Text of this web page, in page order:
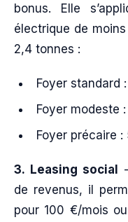
bonus. Elle
électrique de
2,4 tonnes :
Foyer standard
Foyer modeste
Foyer précaire
3. Leasing social
de revenus, il
pour 100 €/mois